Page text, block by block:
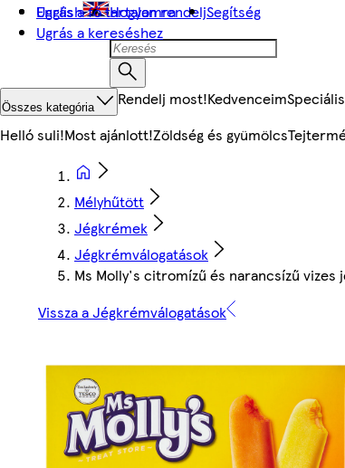
Ugrás a fő tartalomra
Ugrás a kereséshez
English Hogyan rendeljSegítség
Összes kategória Rendelj most!Kedvenceim
Helló suli!Most ajánlott!Zöldség és gyümölcs
Mélyhűtött
Jégkrémek
Jégkrémválogatások
Ms Molly's citromízű és narancsízű vizes
Vissza a Jégkrémválogatások